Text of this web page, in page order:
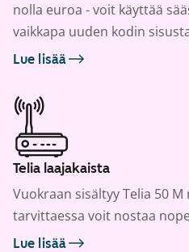
nolla euroa - voit käyttää
vaikkapa uuden kodin
Lue lisää
Telia laajakaista
Vuokraan sisältyy Telia 50
tarvittaessa voit nostaa
Lue lisää